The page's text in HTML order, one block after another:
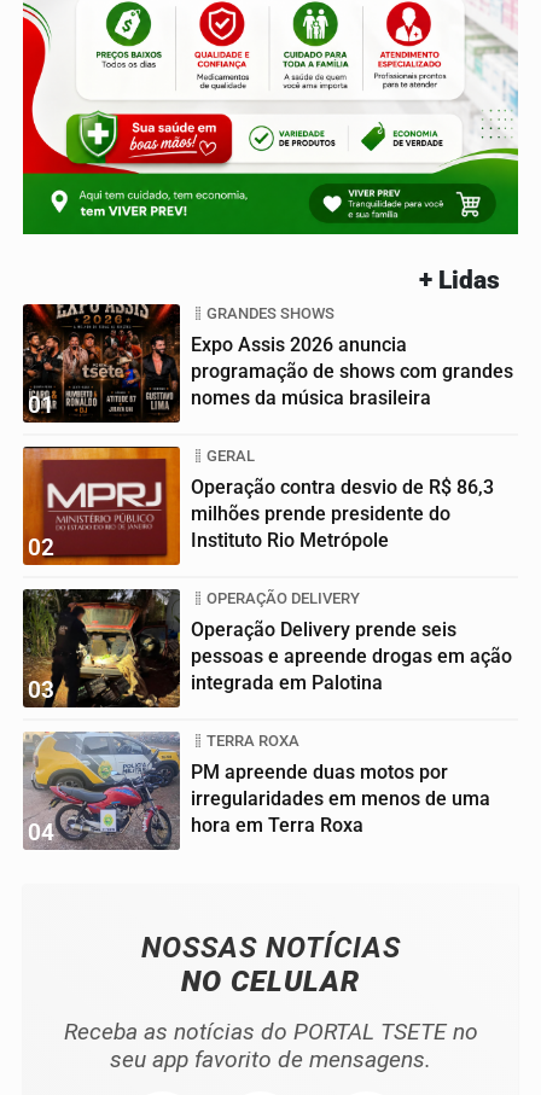
+ Lidas
01
GRANDES SHOWS
Expo Assis 2026 anuncia
programação de shows com grandes
nomes da música brasileira
02
GERAL
Operação contra desvio de R$ 86,3
milhões prende presidente do
Instituto Rio Metrópole
03
OPERAÇÃO DELIVERY
Operação Delivery prende seis
pessoas e apreende drogas em ação
integrada em Palotina
04
TERRA ROXA
PM apreende duas motos por
irregularidades em menos de uma
hora em Terra Roxa
NOSSAS NOTÍCIAS
NO CELULAR
Receba as notícias do PORTAL TSETE no
seu app favorito de mensagens.